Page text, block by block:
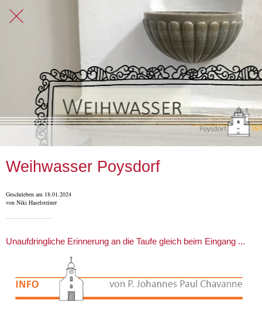
Weihwasser Poysdorf
Geschrieben am 18.01.2024
von Niki Haselsteiner
Unaufdringliche Erinnerung an die Taufe gleich beim Eingang ...